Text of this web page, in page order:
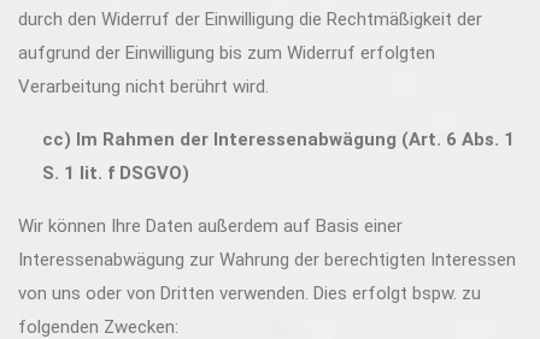
durch den Widerruf der Einwilligung die Rechtmäßigkeit der
aufgrund der Einwilligung bis zum Widerruf erfolgten
Verarbeitung nicht berührt wird.
cc) Im Rahmen der Interessenabwägung (Art. 6 Abs. 1
S. 1 lit. f DSGVO)
Wir können Ihre Daten außerdem auf Basis einer
Interessenabwägung zur Wahrung der berechtigten Interessen
von uns oder von Dritten verwenden. Dies erfolgt bspw. zu
folgenden Zwecken: